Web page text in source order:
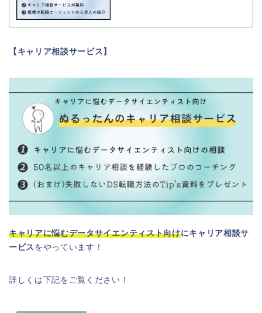
【キャリア相談サービス】
キャリアに悩むデータサイエンティスト向けにキャリア相談サ
ービス をやっています！
詳しくは下記をご覧ください！